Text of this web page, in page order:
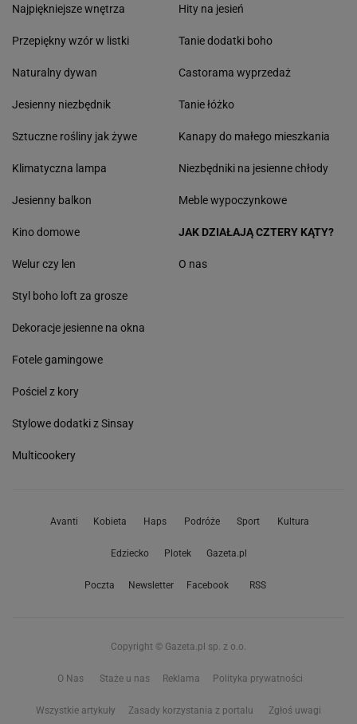
Najpiękniejsze wnętrza
Przepiękny wzór w listki
Naturalny dywan
Jesienny niezbędnik
Sztuczne rośliny jak żywe
Klimatyczna lampa
Jesienny balkon
Hity na jesień
Tanie dodatki boho
Castorama wyprzedaż
Tanie łóżko
Kanapy do małego mieszkania
Niezbędniki na jesienne chłody
Meble wypoczynkowe
Kino domowe
Welur czy len
Styl boho loft za grosze
Dekoracje jesienne na okna
Fotele gamingowe
Pościel z kory
Stylowe dodatki z Sinsay
Multicookery
JAK DZIAŁAJĄ CZTERY KĄTY?
O nas
Avanti Kobieta Haps Podróże Sport Kultura
Edziecko Plotek Gazeta.pl
Poczta Newsletter Facebook RSS
Copyright © Gazeta.pl sp. z o.o.
O Nas Staże u nas Reklama Polityka prywatności
Wszystkie artykuły Zasady korzystania z portalu Zgłoś uwagi